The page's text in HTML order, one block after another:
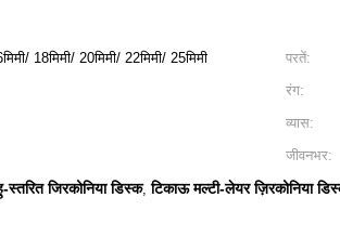
18मिमी/ 20मिमी/ 22मिमी/ 25मिमी परतें:
रंग:
व्यास:
जीवनभर:
जिरकोनिया डिस्क,टिकाऊ मल्टी-लेयर ज़िरकोनिया